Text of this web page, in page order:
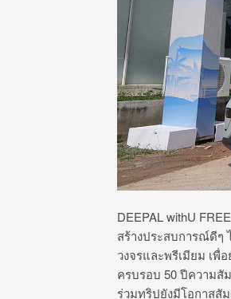
DEEPAL withU
สร้างประสบการณ์ดีๆ
วงจรและพรีเมียม เพื่
ครบรอบ 50ปีความสั
ร่วมทริปยังมีโอกาสสั